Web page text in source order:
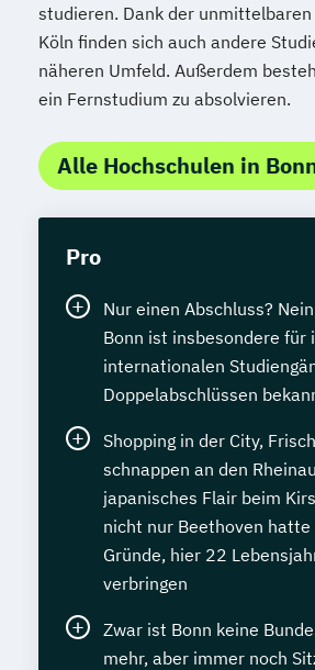
studieren. Dank der unmittelbaren
Köln finden sich auch andere
näheren Umfeld. Außerdem
ein Fernstudium zu absolvieren.
Alle Hochschulen in
Pro
Nur einen Abschluss?
Bonn ist insbesondere für
internationalen
Doppelabschlüssen
Shopping in der City,
schnappen an den
japanisches Flair beim
nicht nur Beethoven hatte
Gründe, hier 22
verbringen
Zwar ist Bonn keine
mehr, aber immer noch